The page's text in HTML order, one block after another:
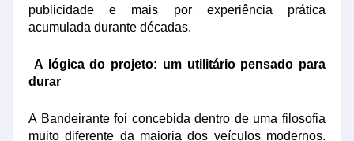
publicidade e mais por experiência prática
acumulada durante décadas.
A lógica do projeto: um utilitário pensado para
durar
A Bandeirante foi concebida dentro de uma filosofia
muito diferente da maioria dos veículos modernos.